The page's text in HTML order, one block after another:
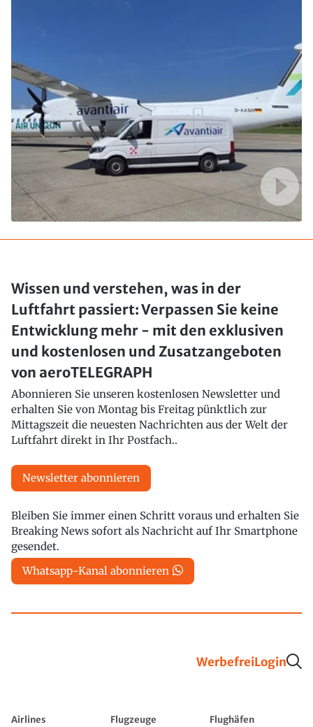
Wissen und verstehen, was in der
Luftfahrt passiert: Verpassen Sie keine
Entwicklung mehr - mit den exklusiven
und kostenlosen und Zusatzangeboten
von aeroTELEGRAPH
Abonnieren Sie unseren kostenlosen Newsletter und
erhalten Sie von Montag bis Freitag pünktlich zur
Mittagszeit die neuesten Nachrichten aus der Welt der
Luftfahrt direkt in Ihr Postfach..
Newsletter abonnieren
Bleiben Sie immer einen Schritt voraus und erhalten Sie
Breaking News sofort als Nachricht auf Ihr Smartphone
gesendet.
Whatsapp-Kanal abonnieren
WerbefreiLogin
Airlines Flugzeuge
Flughäfen